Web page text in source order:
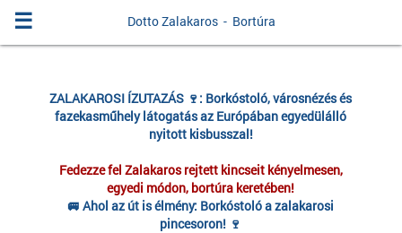
☰ Dotto Zalakaros - Bortúra
ZALAKAROSI ÍZUTAZÁS 🍷: Borkóstoló, városnézés és
fazekasműhely látogatás az Európában egyedülálló
nyitott kisbusszal!
Fedezze fel Zalakaros rejtett kincseit kényelmesen,
egyedi módon, bortúra keretében!
🚐 Ahol az út is élmény: Borkóstoló a zalakarosi
pincesoron! 🍷